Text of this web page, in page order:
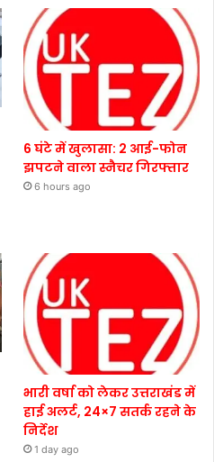
6 घंटे में खुलासा: 2 आई-फोन
झपटने वाला स्नैचर गिरफ्तार
6 hours ago
भारी वर्षा को लेकर उत्तराखंड में
हाई अलर्ट, 24×7 सतर्क रहने के
निर्देश
1 day ago